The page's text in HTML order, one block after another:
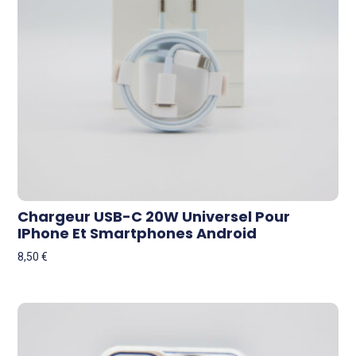
Chargeur USB-C 20W Universel Pour
IPhone Et Smartphones Android
8,50€